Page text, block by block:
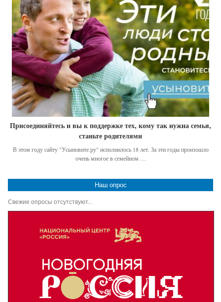
Присоединяйтесь и вы к поддержке тех, кому так нужна семья,
станьте родителями
В этом году сайту "Усыновите.ру" исполнилось 18 лет. За эти годы произошло
очень многое в семейном …
Наш опрос
Свежие опросы отсутствуют...